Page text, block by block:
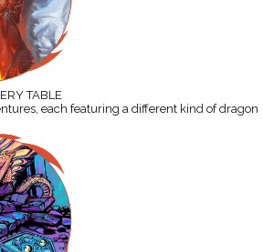
TABLE
each featuring a different kind of dragon